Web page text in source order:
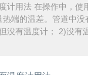
计用法 在操作中，使
端的温差。管道中没
没有温度计； 2)没有